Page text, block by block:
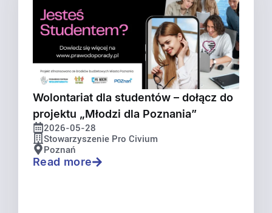
Wolontariat dla studentów – dołącz do
projektu „Młodzi dla Poznania”
2026-05-28
Stowarzyszenie Pro Civium
Poznań
Read more